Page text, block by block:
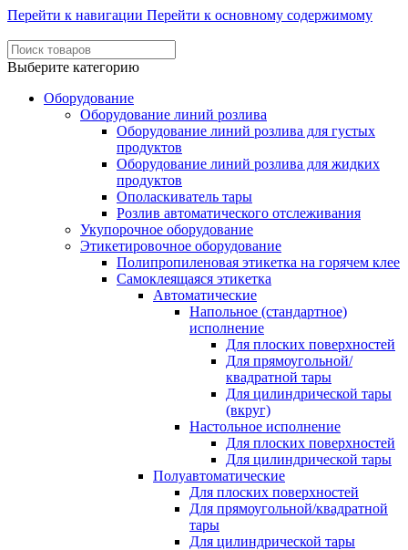
Перейти к навигации Перейти к основному содержимому
Выберите категорию
Оборудование
Оборудование линий розлива
Оборудование линий розлива для густых
продуктов
Оборудование линий розлива для жидких
продуктов
Ополаскиватель тары
Розлив автоматического отслеживания
Укупорочное оборудование
Этикетировочное оборудование
Полипропиленовая этикетка на горячем клее
Самоклеящаяся этикетка
Автоматические
Напольное (стандартное)
исполнение
Для плоских поверхностей
Для прямоугольной/
квадратной тары
Для цилиндрической тары
(вкруг)
Настольное исполнение
Для плоских поверхностей
Для цилиндрической тары
Полуавтоматические
Для плoских поверхностей
Для прямоугoльной/квадратной
тары
Для цилиндрической тaры